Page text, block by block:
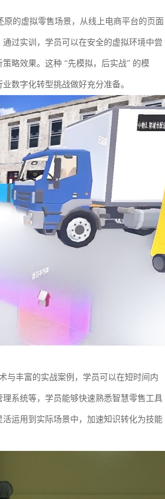
的虚拟零售场景，从线上电商平台的页面
过实训，学员可以在安全的虚拟环境中尝
略效果。这种 “先模拟，后实战” 的模
数字化转型挑战做好充分准备。
与丰富的实战案例，学员可以在短时间内
系统等，学员能够快速熟悉智慧零售工具
运用到实际场景中，加速知识转化为技能